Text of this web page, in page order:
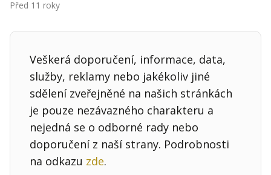
Před 11 roky
Veškerá doporučení, informace, data,
služby, reklamy nebo jakékoliv jiné
sdělení zveřejněné na našich stránkách
je pouze nezávazného charakteru a
nejedná se o odborné rady nebo
doporučení z naší strany. Podrobnosti
na odkazu zde.